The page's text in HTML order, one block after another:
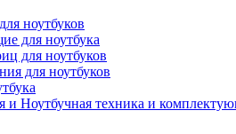
ноутбуков
для ноутбука
для ноутбуков
для ноутбуков
и Ноутбучная техника и